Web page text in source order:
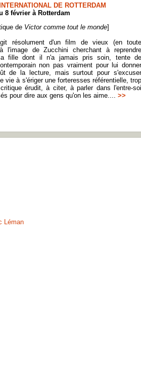
DE ROTTERDAM
8 février à Rotterdam
de Victor comme tout le monde]
résolument d'un film de vieux (en toute
l'image de Zucchini cherchant à reprendre
fille dont il n'a jamais pris soin, tente de
non pas vraiment pour lui donner
de la lecture, mais surtout pour s'excuser
vie à s'ériger une forteresses référentielle, trop
érudit, à citer, à parler dans l'entre-soi
pour dire aux gens qu'on les aime.... >>
Léman